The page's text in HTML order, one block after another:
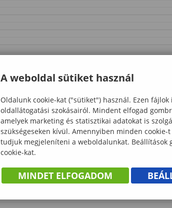
A weboldal sütiket használ
Oldalunk cookie-kat ("sütiket") használ. Ezen
oldallátogatási szokásairól. Mindent elfogad
amelyek marketing és statisztikai adatokat is
szükségeseken kívül. Amennyiben minden
tudjuk megjeleníteni a weboldalunkat.
cookie-kat.
MINDET ELFOGADOM